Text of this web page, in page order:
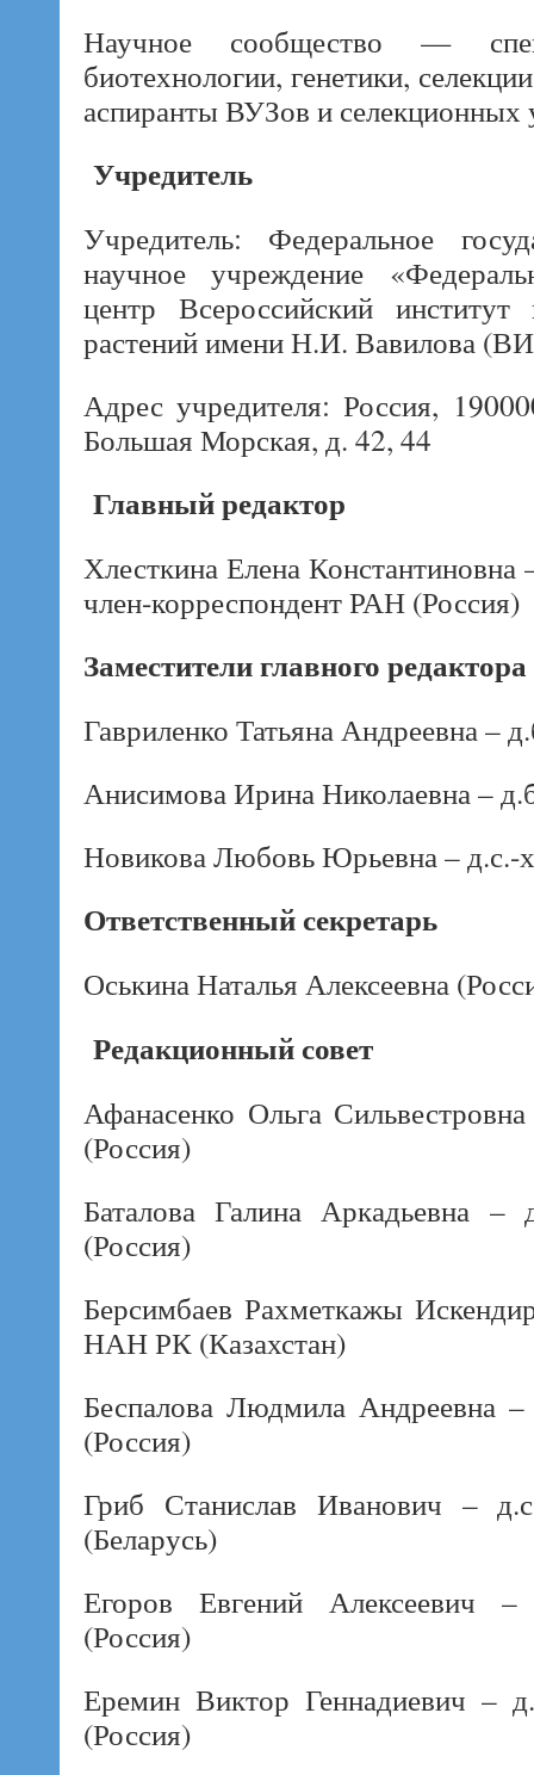
Научное сообщество —
биотехнологии, генетики,
аспиранты ВУЗов и селекционных
Учредитель
Учредитель: Федеральное
научное учреждение
центр Всероссийский институт
растений имени Н.И. Вавилова
Адрес учредителя: Россия,
Большая Морская, д. 42, 44
Главный редактор
Хлесткина Елена
член-корреспондент РАН (Россия)
Заместители главного редактора
Гавриленко Татьяна Андреевна –
Анисимова Ирина Николаевна –
Новикова Любовь Юрьевна – д.с.-
Ответственный секретарь
Оськина Наталья Алексеевна
Редакционный совет
Афанасенко Ольга
(Россия)
Баталова Галина Аркадьевна
(Россия)
Берсимбаев Рахметкажы
НАН РК (Казахстан)
Беспалова Людмила Андреевна
(Россия)
Гриб Станислав Иванович –
(Беларусь)
Егоров Евгений Алексеевич
(Россия)
Еремин Виктор Геннадиевич –
(Россия)